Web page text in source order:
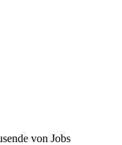
von Jobs